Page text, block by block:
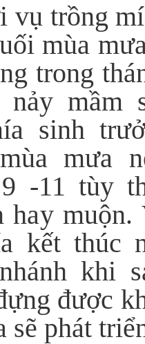
vụ trồng
mùa
trong
nảy mầm
sinh
mưa
-11 tùy
hay muộn.
kết thúc
khi
được
sẽ phát